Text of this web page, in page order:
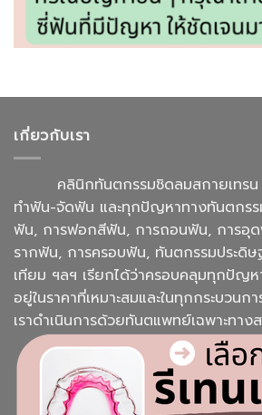
เกี่ยวกับเรา
คลินิกทันตกรรมชิดลมสกายเทรน เ
ทำฟัน-จัดฟัน และทุกปัญหาทางทันตกรร
ฟัน, การฟอกสีฟัน, การถอนฟัน, การอุ
รากฟัน, การครอบฟัน, ทันตกรรมประดิ
เทียม ฯลฯ เรียกได้ว่าครอบคลุมทุกปัญ
อยู่ในราคาที่เหมาะสมและในทุกกระบวน
เราดำเนินการด้วยทันตแพทย์เฉพาะทาง